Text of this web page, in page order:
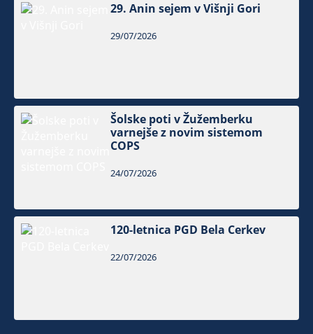
29. Anin sejem v Višnji Gori
29/07/2026
Šolske poti v Žužemberku
varnejše z novim sistemom
COPS
24/07/2026
120-letnica PGD Bela Cerkev
22/07/2026